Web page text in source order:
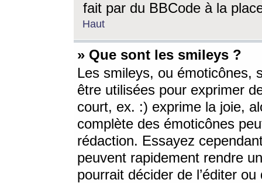
fait par du BBCode à la
Haut
» Que sont les smileys ?
Les smileys, ou émoticônes,
être utilisées pour exprimer
court, ex. :) exprime la joie,
complète des émoticônes
rédaction. Essayez
peuvent rapidement rendre
pourrait décider de l’éditer